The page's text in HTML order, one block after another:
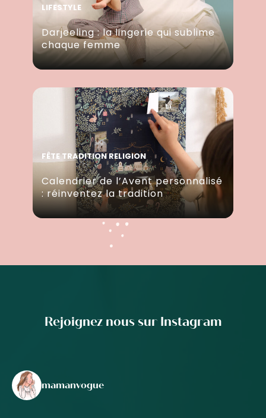
LIFESTYLE
Darjeeling : la lingerie qui sublime
chaque femme
FÊTE TRADITION RELIGION
Calendrier de l’Avent personnalisé
: réinventez la tradition
Rejoignez nous sur Instagram
mamanvogue